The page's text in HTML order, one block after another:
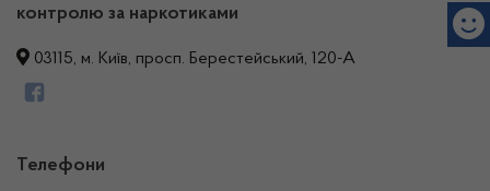
контролю за наркотиками
03115, м. Київ, просп. Берестейський, 120-А
Телефони